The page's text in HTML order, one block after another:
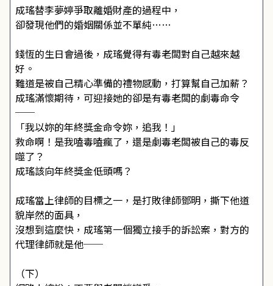
成瑤替李夢婷爭取離婚財產的過程中，
卻發現他們的婚姻關係並不單純……
錢恆的生日會過後，成瑤覺得有毒老闆對自己越來越
好。
難道是被自己精心準備的禮物感動，打算幫自己加薪？
成瑤滿懷期待，可迎接她的卻是有毒老闆的劇毒命令
──
「我以妳的年終獎金命令妳，追我！」
救命啊！是我嗑毒嗑瘋了，還是劇毒老闆被自己的毒反
噬了？
成瑤該向年終獎金低頭嗎？
成瑤當上律師的目標之一，是打敗律師鄧明，撕下他道
貌岸然的面具，
沒想到這麼快，成瑤第一個獨立接手的訴訟案，對方的
代理律師就是他──
（下）